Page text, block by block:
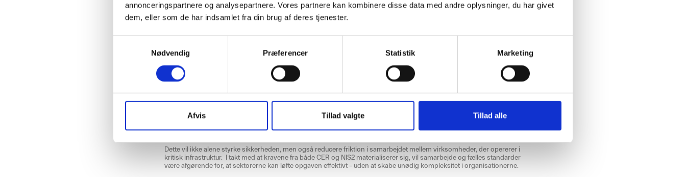
annonceringspartnere og analysepartnere. Vores partnere kan kombinere disse data med andre oplysninger, du har givet
dem, eller som de har indsamlet fra din brug af deres tjenester.
v
Nødvendig Præferencer Statistik Marketing
Afvis Tillad valgte Tillad alle
Branchen kan ikke vente
Selvom myndighederne endnu ikke har fastlagt alle detaljer, er behovet for handling akut. Derfor har P-Secure – på
Mod en fælles branchestandard
en fælles
branchestandard for baggrundstjek
mulighed for at
på tværs af virksomheder med gensidig tillid
etablering afdigitale certifikater, der dokumenterer compliance
Dette vil ikke alene styrke sikkerheden, men også reducere friktion i samarbejdet mellem virksomheder, der opererer i
kritisk infrastruktur. I takt med at kravene fra både CER og NIS2 materialiserer sig, vil samarbejde og fælles standarder
være afgørende for, at sektorerne kan løfte opgaven effektivt – uden at skabe unødig kompleksitet i organisationerne.